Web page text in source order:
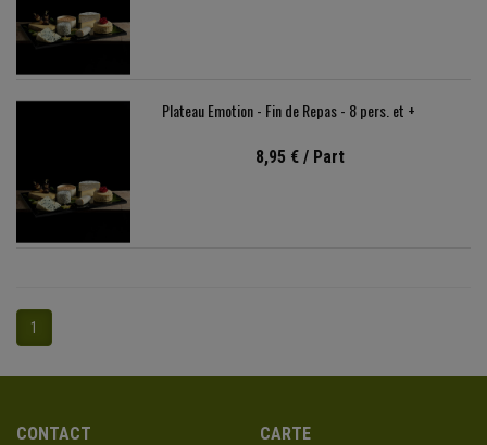
Plateau Emotion - Fin de Repas - 8 pers. et +
8,95 € / Part
1
CONTACT CARTE